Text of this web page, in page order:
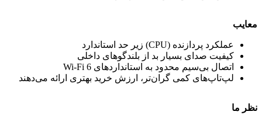
معایب
عملکرد پردازنده (CPU) زیر حد استاندارد
کیفیت صدای بسیار بد از بلندگوهای داخلی
اتصال بی‌سیم محدود به استانداردهای Wi-Fi 6
لپ‌تاپ‌های کمی گران‌تر، ارزش خرید بهتری ارائه می‌دهند
نظر ما